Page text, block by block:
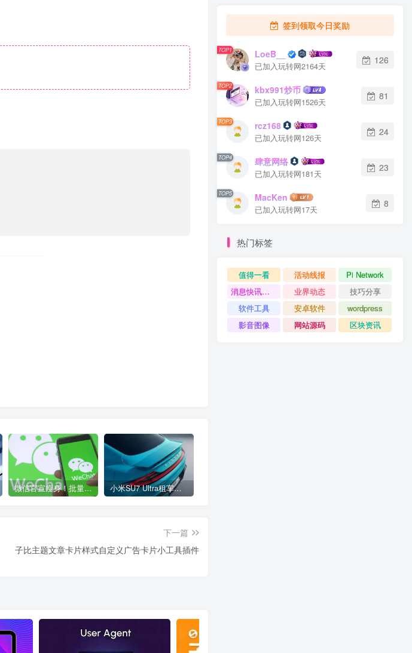
微信官宣瘦身！批量清理原图新功能来了 安卓、iOS均可使用 小米SU7 Ultra租车单日价格高达万元：一月内已约满 预计一年回本
下一篇
子比主题文章卡片样式自定义广告卡片小工具插件
签到领取今日奖励
TOP1 LoeB__
已加入玩转网2164天
126
TOP2 kbx991炒币
已加入玩转网1526天
81
TOP3 rcz168
已加入玩转网126天
24
TOP4 肆意网络
已加入玩转网181天
23
TOP5 MacKen
已加入玩转网17天
8
热门标签
值得一看 活动线报
Pi Network
消息快讯查看更多 》》
业界动态
技巧分享
软件工具
安卓软件
wordpress
影音图像
网站源码 区块资讯